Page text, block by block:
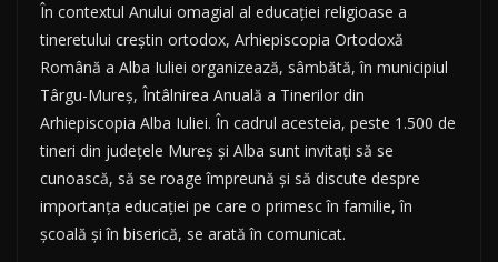
În contextul Anului omagial al educaţiei religioase a
tineretului creştin ortodox, Arhiepiscopia Ortodoxă
Română a Alba Iuliei organizează, sâmbătă, în municipiul
Târgu-Mureş, Întâlnirea Anuală a Tinerilor din
Arhiepiscopia Alba Iuliei. În cadrul acesteia, peste 1.500 de
tineri din judeţele Mureş şi Alba sunt invitaţi să se
cunoască, să se roage împreună şi să discute despre
importanţa educaţiei pe care o primesc în familie, în
şcoală şi în biserică, se arată în comunicat.